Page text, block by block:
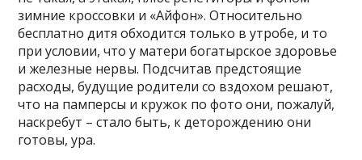
зимние кроссовки и «Айфон». Относительно
бесплатно дитя обходится только в утробе, и то
при условии, что у матери богатырское здоровье
и железные нервы. Подсчитав предстоящие
расходы, будущие родители со вздохом решают,
что на памперсы и кружок по фото они, пожалуй,
наскребут – стало быть, к деторождению они
готовы, ура.